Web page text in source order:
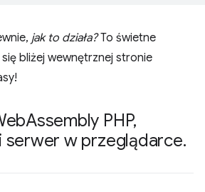
jak to działa?To świetne
bliżej wewnętrznej stronie
Assembly PHP,
serwer w przeglądarce.